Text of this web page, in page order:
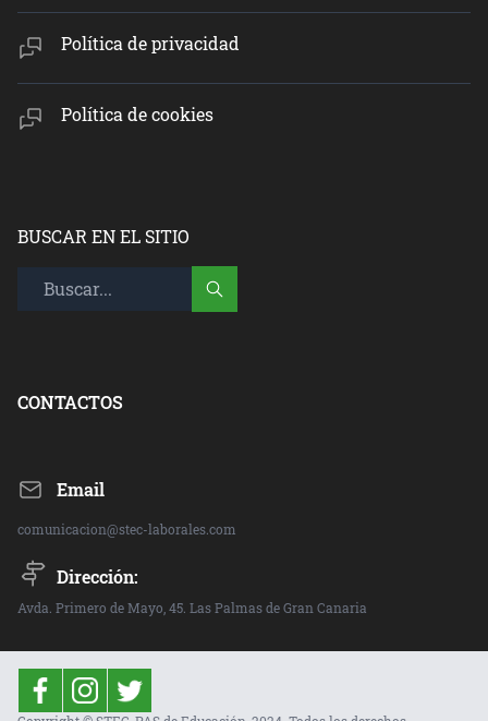
Política de privacidad
Política de cookies
BUSCAR EN EL SITIO
CONTACTOS
Email
comunicacion@stec-laborales.com
Dirección:
Avda. Primero de Mayo, 45. Las Palmas de Gran Canaria